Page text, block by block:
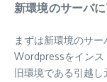
新環境のサーバ
まずは新環境のサ
Wordpressをインス
旧環境である引越